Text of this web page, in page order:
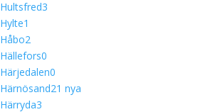
Hultsfred3
Hylte1
Håbo2
Hällefors0
Härjedalen0
Härnösand21 nya
Härryda3